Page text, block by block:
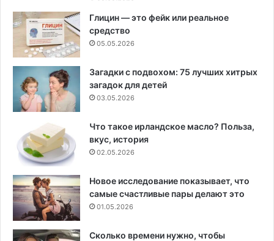
Глицин — это фейк или реальное
средство
05.05.2026
Загадки с подвохом: 75 лучших хитрых
загадок для детей
03.05.2026
Что такое ирландское масло? Польза,
вкус, история
02.05.2026
Новое исследование показывает, что
самые счастливые пары делают это
01.05.2026
Сколько времени нужно, чтобы